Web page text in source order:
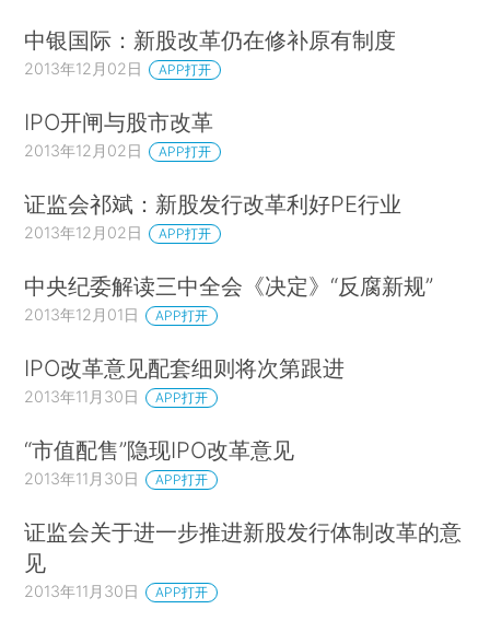
中银国际：新股改革仍在修补原有制度
2013年12月02日 APP打开
IPO开闸与股市改革
2013年12月02日 APP打开
证监会祁斌：新股发行改革利好PE行业
2013年12月02日 APP打开
中央纪委解读三中全会《决定》“反腐新规”
2013年12月01日 APP打开
IPO改革意见配套细则将次第跟进
2013年11月30日 APP打开
“市值配售”隐现IPO改革意见
2013年11月30日 APP打开
证监会关于进一步推进新股发行体制改革的意
见
2013年11月30日 APP打开